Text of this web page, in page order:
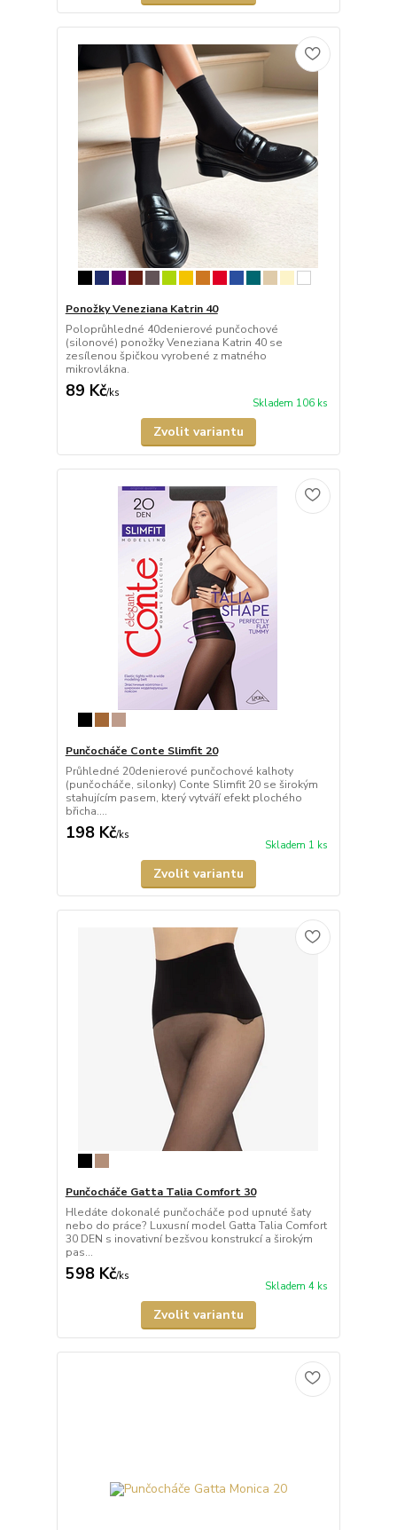
Ponožky Veneziana Katrin 40
Poloprůhledné 40denierové punčochové
(silonové) ponožky Veneziana Katrin 40 se
zesílenou špičkou vyrobené z matného
mikrovlákna.
89 Kč/ks
Skladem 106 ks
Zvolit variantu
Punčocháče Conte Slimfit 20
Průhledné 20denierové punčochové kalhoty
(punčocháče, silonky) Conte Slimfit 20 se širokým
stahujícím pasem, který vytváří efekt plochého
břicha....
198 Kč/ks
Skladem 1 ks
Zvolit variantu
Punčocháče Gatta Talia Comfort 30
Hledáte dokonalé punčocháče pod upnuté šaty
nebo do práce? Luxusní model Gatta Talia Comfort
30 DEN s inovativní bezšvou konstrukcí a širokým
pas...
598 Kč/ks
Skladem 4 ks
Zvolit variantu